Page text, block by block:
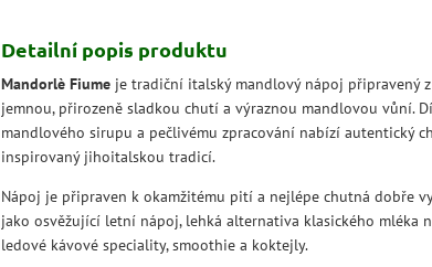
Detailní popis produktu
Mandorlè Fiumeje tradiční italský mandlový nápoj připravený
jemnou, přirozeně sladkou chutí a výraznou mandlovou vůní.
mandlového sirupu a pečlivému zpracování nabízí autentický
inspirovaný jihoitalskou tradicí.
Nápoj je připraven k okamžitému pití a nejlépe chutná dobře
jako osvěžující letní nápoj, lehká alternativa klasického mléka
ledové kávové speciality, smoothie a koktejly.